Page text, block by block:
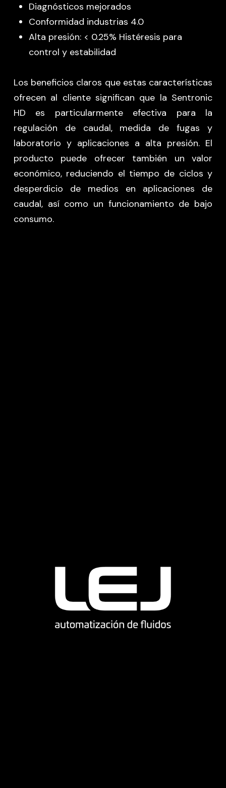
Diagnósticos mejorados
Conformidad industrias 4.0
Alta presión: < 0.25% Histéresis para
control y estabilidad
Los beneficios claros que estas características
ofrecen al cliente significan que la Sentronic
HD es particularmente efectiva para la
regulación de caudal, medida de fugas y
laboratorio y aplicaciones a alta presión. El
producto puede ofrecer también un valor
económico, reduciendo el tiempo de ciclos y
desperdicio de medios en aplicaciones de
caudal, así como un funcionamiento de bajo
consumo.